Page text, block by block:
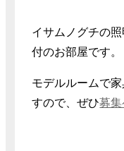
イサムノグチの
付のお部屋です。
モデルルームで
すので、ぜひ募